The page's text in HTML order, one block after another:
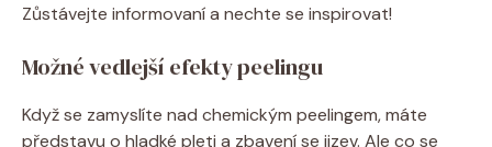
Zůstávejte informovaní a nechte se inspirovat!
Možné vedlejší efekty peelingu
Když se zamyslíte nad chemickým peelingem, máte
představu o hladké pleti a zbavení se jizev. Ale co se